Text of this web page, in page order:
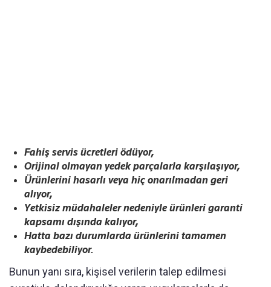
Fahiş servis ücretleri ödüyor,
Orijinal olmayan yedek parçalarla karşılaşıyor,
Ürünlerini hasarlı veya hiç onarılmadan geri
alıyor,
Yetkisiz müdahaleler nedeniyle ürünleri garanti
kapsamı dışında kalıyor,
Hatta bazı durumlarda ürünlerini tamamen
kaybedebiliyor.
Bunun yanı sıra, kişisel verilerin talep edilmesi